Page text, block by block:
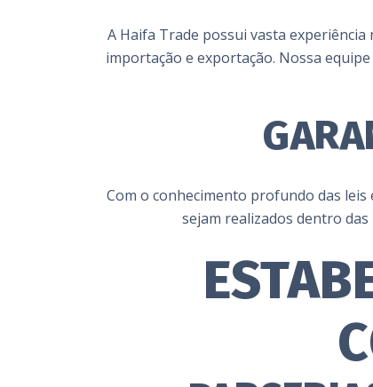
A Haifa Trade possui vasta
importação e exportação. Nossa
Com o conhecimento profundo das
sejam realizados dentro